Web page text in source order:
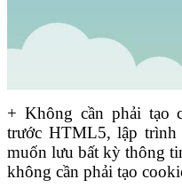
+ Không cần phải tạo
trước HTML5, lập trình
muốn lưu bất kỳ thông
không cần phải tạo